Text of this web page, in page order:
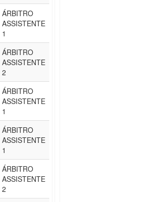
ÁRBITRO
ASSISTENTE
1
ÁRBITRO
ASSISTENTE
2
ÁRBITRO
ASSISTENTE
1
ÁRBITRO
ASSISTENTE
1
ÁRBITRO
ASSISTENTE
2